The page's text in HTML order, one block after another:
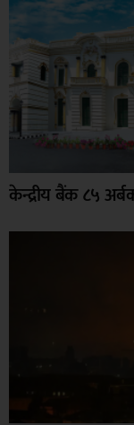
केन्द्रीय बैंक ८५